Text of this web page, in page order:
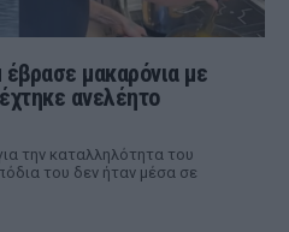
μακαρόνια με
ανελέητο
την καταλληλότητα του
του δεν ήταν μέσα σε